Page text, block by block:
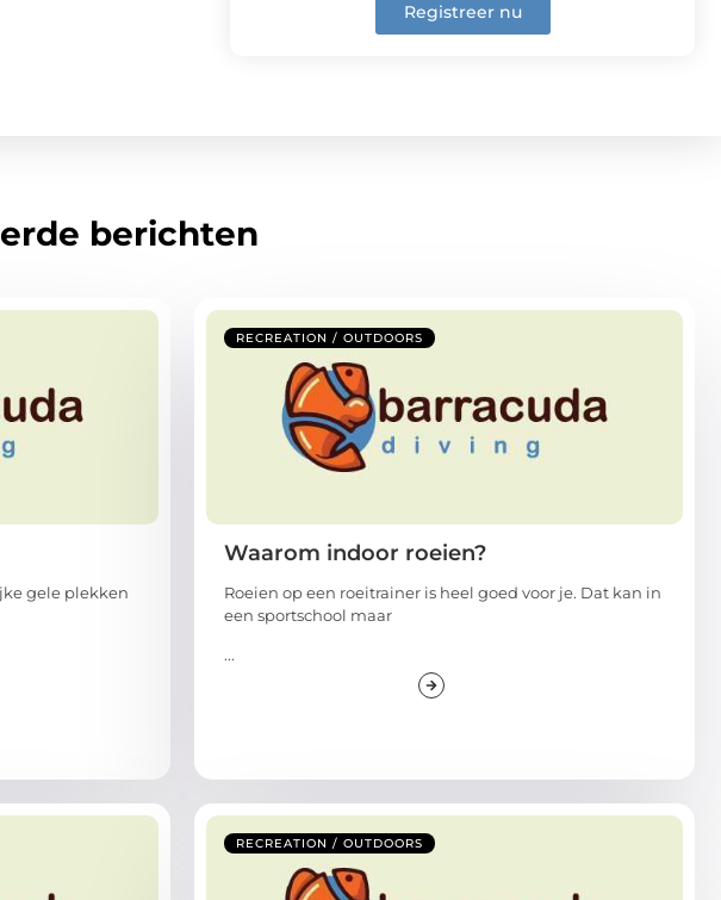
Registreer nu
berichten
gele plekken
RECREATION / OUTDOORS
Waarom indoor roeien?
Roeien op een roeitrainer is heel goed voor je. Dat kan in
een sportschool maar
...
RECREATION / OUTDOORS